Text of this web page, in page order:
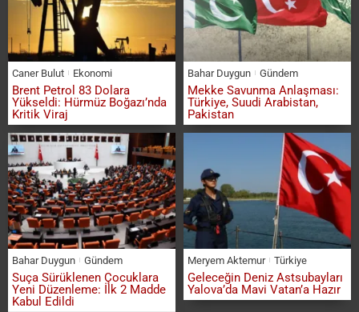
Caner Bulut Ekonomi
Brent Petrol 83 Dolara
Yükseldi: Hürmüz Boğazı’nda
Kritik Viraj
Bahar Duygun Gündem
Mekke Savunma Anlaşması:
Türkiye, Suudi Arabistan,
Pakistan
Bahar Duygun Gündem
Suça Sürüklenen Çocuklara
Yeni Düzenleme: İlk 2 Madde
Kabul Edildi
Meryem Aktemur Türkiye
Geleceğin Deniz Astsubayları
Yalova’da Mavi Vatan’a Hazır